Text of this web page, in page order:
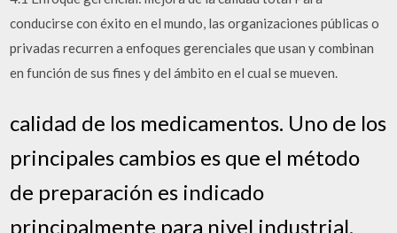
conducirse con éxito en el mundo, las organizaciones públicas o
privadas recurren a enfoques gerenciales que usan y combinan
en función de sus fines y del ámbito en el cual se mueven.
calidad de los medicamentos. Uno de los
principales cambios es que el método
de preparación es indicado
principalmente para nivel industrial.